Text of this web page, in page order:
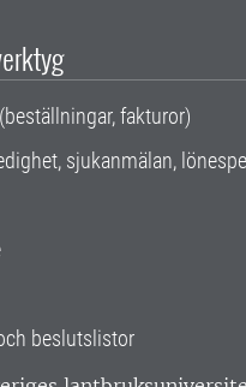
fakturor)
sjukanmälan,
beslutslistor